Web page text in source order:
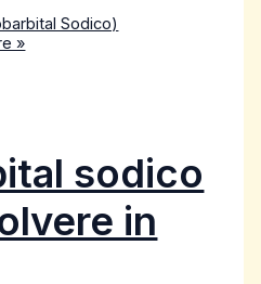
Sodico)
»
sodico
in